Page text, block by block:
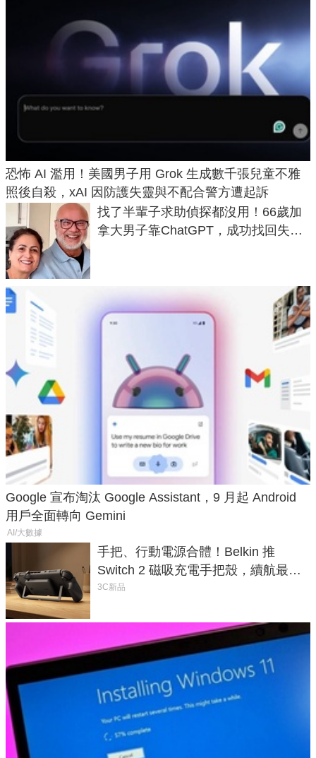
恐怖 AI 濫用！美國男子用 Grok 生成數千張兒童不雅
照後自殺，xAI 因防護失靈與不配合警方遭起訴
找了半輩子求助偵探都沒用！66歲加
拿大男子靠ChatGPT，成功找回失散
Google 宣布淘汰 Google Assistant，9 月起 Android
用戶全面轉向 Gemini
AI/大數據
手把、行動電源合體！Belkin 推
Switch 2 磁吸充電手把殼，續航最高
延長 1.5 倍
3C新品